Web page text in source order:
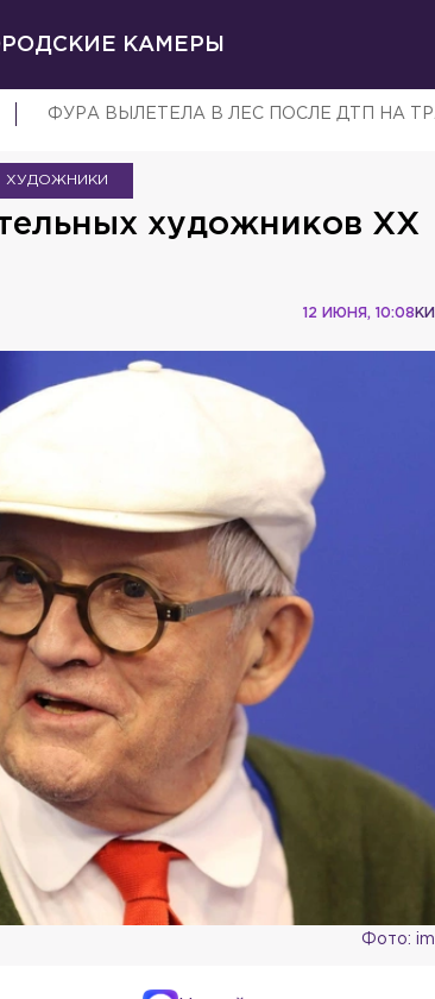
КАМЕРЫ
ФУРА ВЫЛЕТЕЛА В ЛЕС ПОСЛЕ ДТП НА
ХУДОЖНИКИ
художников XX
12 ИЮНЯ, 10:08
Фото: